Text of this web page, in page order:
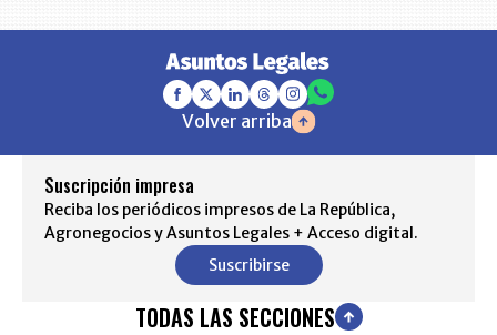
Volver arriba
Suscripción impresa
Reciba los periódicos impresos de La República,
Agronegocios y Asuntos Legales + Acceso digital.
Suscribirse
TODAS LAS SECCIONES